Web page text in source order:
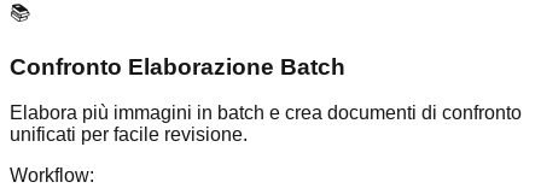
📚
Confronto Elaborazione Batch
Elabora più immagini in batch e crea documenti di confronto
unificati per facile revisione.
Workflow: